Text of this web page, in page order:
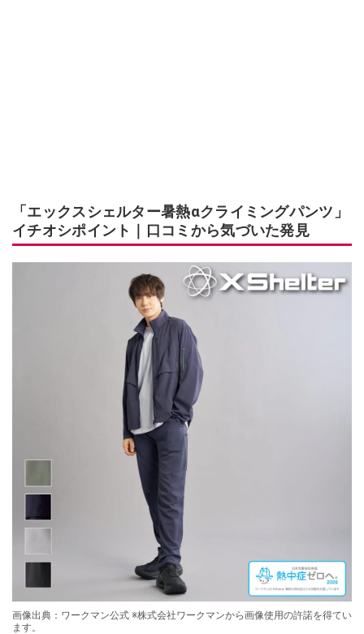
「エックスシェルター暑熱αクライミングパンツ」
イチオシポイント｜口コミから気づいた発見
画像出典：ワークマン公式 ※株式会社ワークマンから画像使用の許諾を得てい
ます。